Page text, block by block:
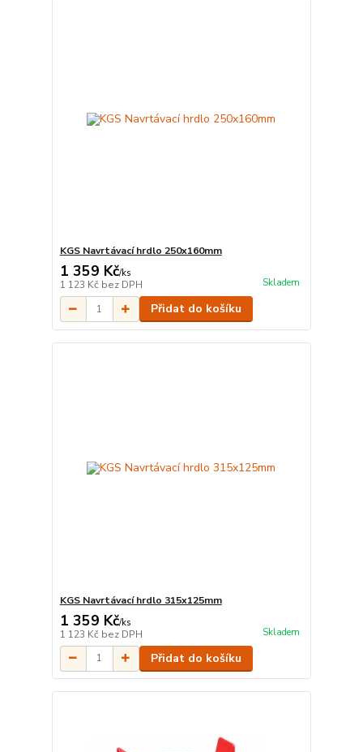
KGS Navrtávací hrdlo 250x160mm
1 359 Kč/ks
1 123 Kč bez DPH Skladem
Přidat do košíku
KGS Navrtávací hrdlo 315x125mm
1 359 Kč/ks
1 123 Kč bez DPH Skladem
Přidat do košíku